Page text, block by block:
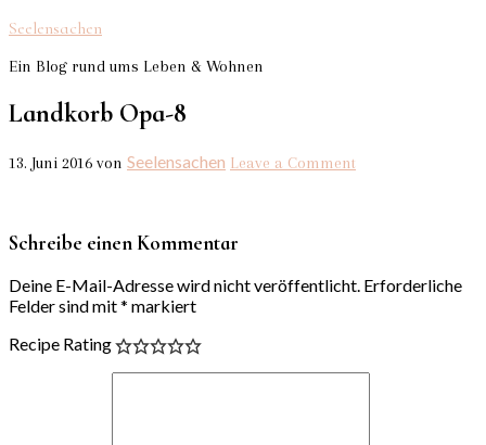
Seelensachen
Ein Blog rund ums Leben & Wohnen
Landkorb Opa-8
13. Juni 2016 von Seelensachen Leave a Comment
Schreibe einen Kommentar
Deine E-Mail-Adresse wird nicht veröffentlicht. Erforderliche
Felder sind mit* markiert
Recipe Rating